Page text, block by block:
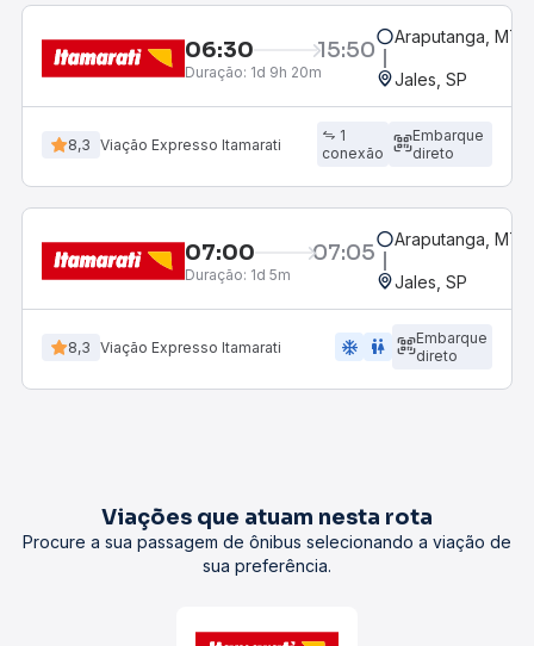
06:30 15:50
Duração: 1d 9h 20m
Araputanga, MT
Jales, SP
8,3 Viação Expresso Itamarati
1
conexão
Embarque
direto
07:00 07:05
Duração: 1d 5m
Araputanga, MT
Jales, SP
8,3 Viação Expresso Itamarati ac_unit wc
Embarque
direto
Viações que atuam nesta rota
Procure a sua passagem de ônibus selecionando a viação de
sua preferência.